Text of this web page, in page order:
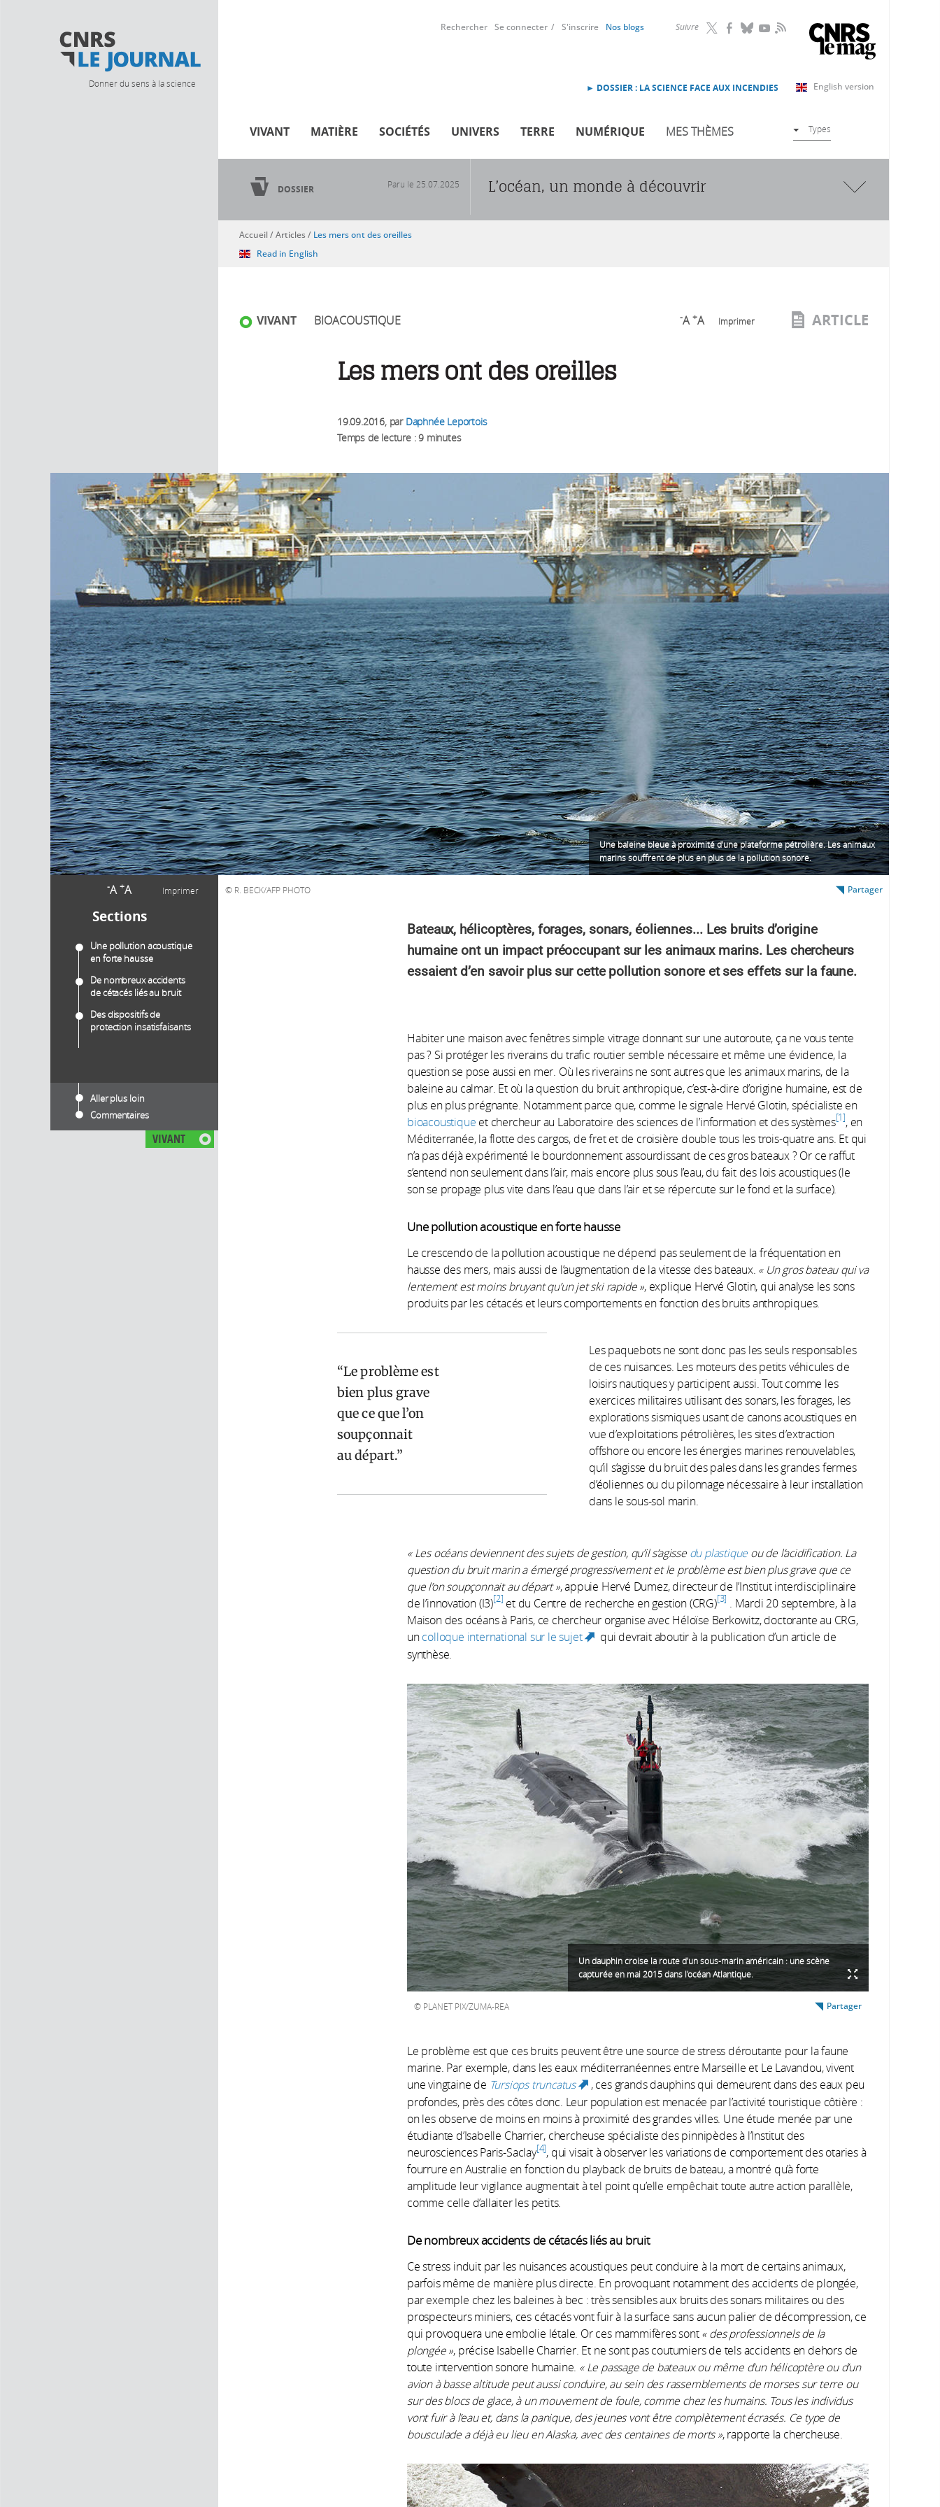
Donner du sens à la science
Suivre RSS
Rechercher Se connecter S'inscrire Nos blogs
English version
► DOSSIER : LA SCIENCE FACE AUX INCENDIES
VIVANT MATIÈRE SOCIÉTÉS UNIVERS TERRE NUMÉRIQUE MES THÈMES Types
-A +A Imprimer
Sections
Une pollution acoustique
en forte hausse
De nombreux accidents
de cétacés liés au bruit
Des dispositifs de
protection insatisfaisants
Aller plus loin
Commentaires
VIVANT
DOSSIER Paru le 25.07.2025 L’océan, un monde à découvrir
Vous êtes ici
Accueil/Articles/ Les mers ont des oreilles
Read in English
VIVANT BIOACOUSTIQUE -A +A Imprimer ARTICLE
Les mers ont des oreilles
19.09.2016, par Daphnée Leportois
Temps de lecture : 9 minutes
Une baleine bleue à proximité d'une plateforme pétrolière. Les animaux
marins souffrent de plus en plus de la pollution sonore.
R. BECK/AFP PHOTO Partager
Bateaux, hélicoptères, forages, sonars, éoliennes... Les bruits d’origine
humaine ont un impact préoccupant sur les animaux marins. Les chercheurs
essaient d’en savoir plus sur cette pollution sonore et ses effets sur la faune.
Habiter une maison avec fenêtres simple vitrage donnant sur une autoroute, ça ne vous tente
pas ? Si protéger les riverains du trafic routier semble nécessaire et même une évidence, la
question se pose aussi en mer. Où les riverains ne sont autres que les animaux marins, de la
baleine au calmar. Et où la question du bruit anthropique, c’est-à-dire d’origine humaine, est de
plus en plus prégnante. Notamment parce que, comme le signale Hervé Glotin, spécialiste en
bioacoustique et chercheur au Laboratoire des sciences de l’information et des systèmes 1 , en
Méditerranée, la flotte des cargos, de fret et de croisière double tous les trois-quatre ans. Et qui
n’a pas déjà expérimenté le bourdonnement assourdissant de ces gros bateaux ? Or ce raffut
s’entend non seulement dans l’air, mais encore plus sous l’eau, du fait des lois acoustiques (le
son se propage plus vite dans l’eau que dans l’air et se répercute sur le fond et la surface).
Une pollution acoustique en forte hausse
Le crescendo de la pollution acoustique ne dépend pas seulement de la fréquentation en
hausse des mers, mais aussi de l’augmentation de la vitesse des bateaux. « Un gros bateau qui va
lentement est moins bruyant qu’un jet ski rapide », explique Hervé Glotin, qui analyse les sons
produits par les cétacés et leurs comportements en fonction des bruits anthropiques.
Le problème est
bien plus grave
que ce que l’on
soupçonnait
au départ.
Les paquebots ne sont donc pas les seuls responsables
de ces nuisances. Les moteurs des petits véhicules de
loisirs nautiques y participent aussi. Tout comme les
exercices militaires utilisant des sonars, les forages, les
explorations sismiques usant de canons acoustiques en
vue d’exploitations pétrolières, les sites d’extraction
offshore ou encore les énergies marines renouvelables,
qu’il s’agisse du bruit des pales dans les grandes fermes
d’éoliennes ou du pilonnage nécessaire à leur installation
dans le sous-sol marin.
« Les océans deviennent des sujets de gestion, qu’il s’agisse du plastique ou de l’acidification. La
question du bruit marin a émergé progressivement et le problème est bien plus grave que ce
que l’on soupçonnait au départ », appuie Hervé Dumez, directeur de l’Institut interdisciplinaire
de l’innovation (I3) 2 et du Centre de recherche en gestion (CRG) 3
. Mardi 20 septembre, à la
Maison des océans à Paris, ce chercheur organise avec Héloïse Berkowitz, doctorante au CRG,
un colloque international sur le sujet (link is external)
qui devrait aboutir à la publication d’un article de
synthèse.
Un dauphin croise la route d'un sous-marin américain : une scène
capturée en mai 2015 dans l'océan Atlantique.
PLANET PIX/ZUMA-REA Partager
Le problème est que ces bruits peuvent être une source de stress déroutante pour la faune
marine. Par exemple, dans les eaux méditerranéennes entre Marseille et Le Lavandou, vivent
une vingtaine de Tursiops truncatus (link is external)
, ces grands dauphins qui demeurent dans des eaux peu
profondes, près des côtes donc. Leur population est menacée par l’activité touristique côtière :
on les observe de moins en moins à proximité des grandes villes. Une étude menée par une
étudiante d’Isabelle Charrier, chercheuse spécialiste des pinnipèdes à l’Institut des
neurosciences Paris-Saclay 4 , qui visait à observer les variations de comportement des otaries à
fourrure en Australie en fonction du playback de bruits de bateau, a montré qu’à forte
amplitude leur vigilance augmentait à tel point qu’elle empêchait toute autre action parallèle,
comme celle d’allaiter les petits.
De nombreux accidents de cétacés liés au bruit
Ce stress induit par les nuisances acoustiques peut conduire à la mort de certains animaux,
parfois même de manière plus directe. En provoquant notamment des accidents de plongée,
par exemple chez les baleines à bec : très sensibles aux bruits des sonars militaires ou des
prospecteurs miniers, ces cétacés vont fuir à la surface sans aucun palier de décompression, ce
qui provoquera une embolie létale. Or ces mammifères sont « des professionnels de la
plongée », précise Isabelle Charrier. Et ne sont pas coutumiers de tels accidents en dehors de
toute intervention sonore humaine. « Le passage de bateaux ou même d’un hélicoptère ou d’un
avion à basse altitude peut aussi conduire, au sein des rassemblements de morses sur terre ou
sur des blocs de glace, à un mouvement de foule, comme chez les humains. Tous les individus
vont fuir à l’eau et, dans la panique, des jeunes vont être complètement écrasés. Ce type de
bousculade a déjà eu lieu en Alaska, avec des centaines de morts », rapporte la chercheuse.